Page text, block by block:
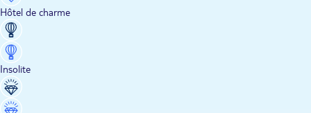
Hôtel de charme
Insolite